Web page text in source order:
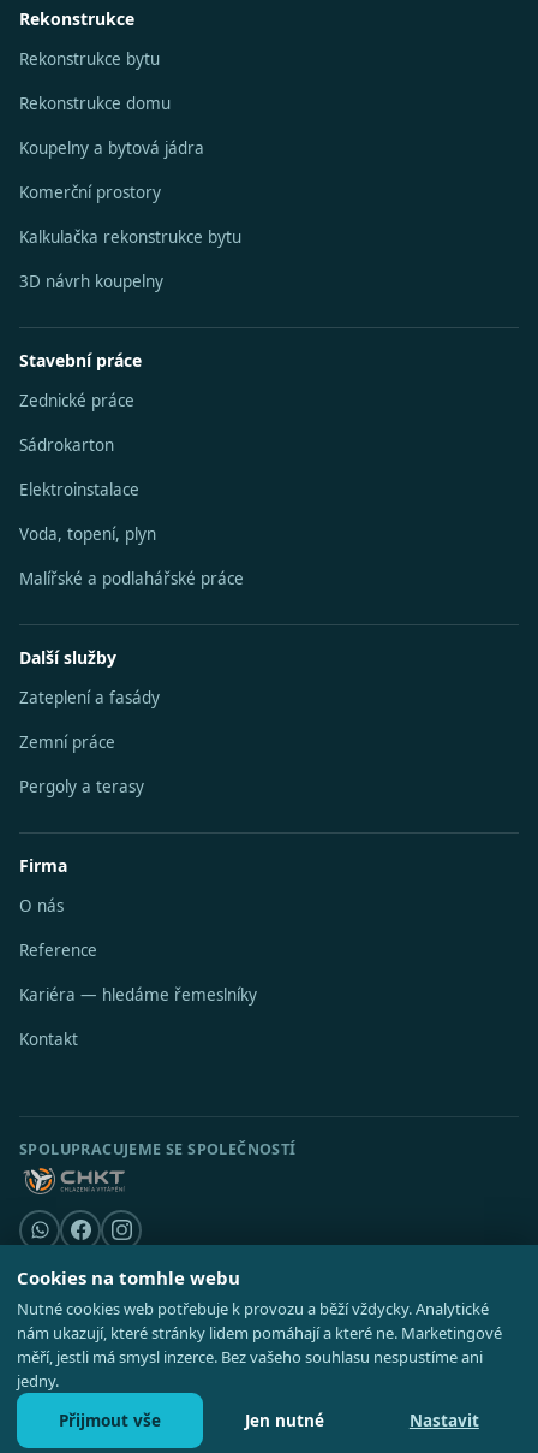
Rekonstrukce
Rekonstrukce bytu
Rekonstrukce domu
Koupelny a bytová jádra
Komerční prostory
Kalkulačka rekonstrukce bytu
3D návrh koupelny
Stavební práce
Zednické práce
Sádrokarton
Elektroinstalace
Voda, topení, plyn
Malířské a podlahářské práce
Další služby
Zateplení a fasády
Zemní práce
Pergoly a terasy
Firma
O nás
Reference
Kariéra — hledáme řemeslníky
Kontakt
SPOLUPRACUJEME SE SPOLEČNOSTÍ
© 2026 Stavební středisko s.r.o. · IČO 08521514 ·Poradna·Kde působíme
·Realizace
GDPR ·Cookies·Nastavení cookies·Mapa webu
Nezávazná poptávka Zavolat 727 828 737
Cookies na tomhle webu
Nutné cookies web potřebuje k provozu a běží vždycky. Analytické
nám ukazují, které stránky lidem pomáhají a které ne. Marketingové
měří, jestli má smysl inzerce. Bez vašeho souhlasu nespustíme ani
jedny.
Přijmout vše
Jen nutné Nastavit